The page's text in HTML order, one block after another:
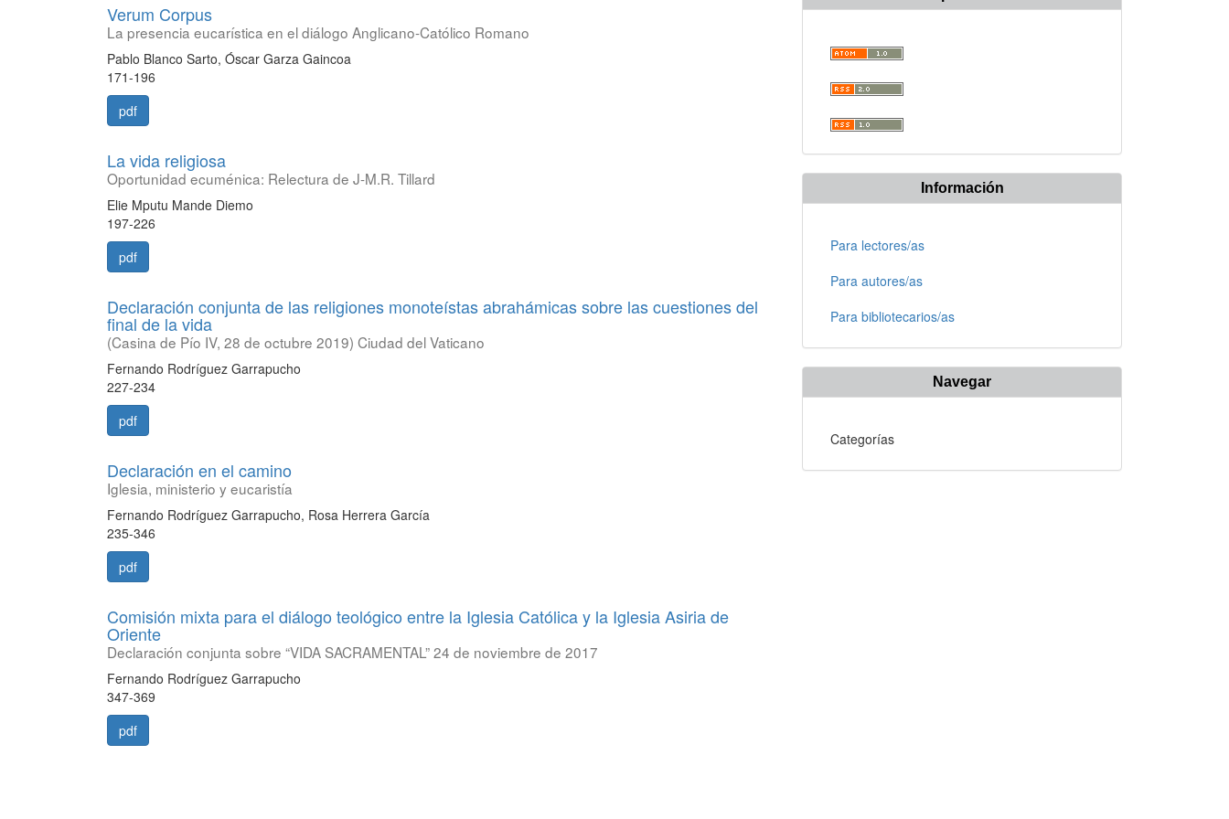
Verum Corpus
La presencia eucarística en el diálogo Anglicano-Católico Romano
Pablo Blanco Sarto, Óscar Garza Gaincoa
171-196
pdf
La vida religiosa
Oportunidad ecuménica: Relectura de J-M.R. Tillard
Elie Mputu Mande Diemo
197-226
pdf
Declaración conjunta de las religiones monoteístas abrahámicas sobre las cuestiones del
final de la vida
(Casina de Pío IV, 28 de octubre 2019) Ciudad del Vaticano
Fernando Rodríguez Garrapucho
227-234
pdf
Declaración en el camino
Iglesia, ministerio y eucaristía
Fernando Rodríguez Garrapucho, Rosa Herrera García
235-346
pdf
Comisión mixta para el diálogo teológico entre la Iglesia Católica y la Iglesia Asiria de
Oriente
Declaración conjunta sobre “VIDA SACRAMENTAL” 24 de noviembre de 2017
Fernando Rodríguez Garrapucho
347-369
pdf
Información
Para lectores/as
Para autores/as
Para bibliotecarios/as
Navegar
Categorías